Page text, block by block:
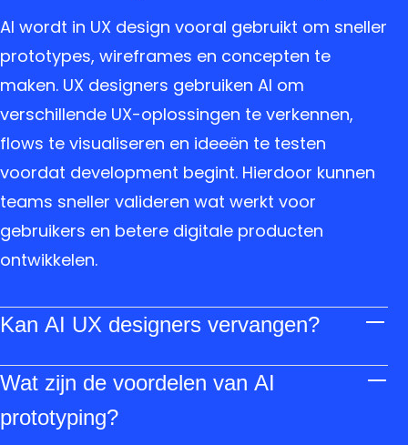
AI wordt in UX design vooral gebruikt om sneller
prototypes, wireframes en concepten te
maken. UX designers gebruiken AI om
verschillende UX-oplossingen te verkennen,
flows te visualiseren en ideeën te testen
voordat development begint. Hierdoor kunnen
teams sneller valideren wat werkt voor
gebruikers en betere digitale producten
ontwikkelen.
Kan AI UX designers vervangen?
design meer is dan het maken van interfaces.
UX designers analyseren gebruikersgedrag,
Wat zijn de voordelen van AI
prototyping?